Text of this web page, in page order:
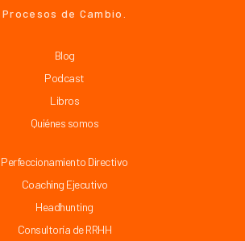
Procesos de Cambio.
Blog
Podcast
Libros
Quiénes somos
Perfeccionamiento Directivo
Coaching Ejecutivo
Headhunting
Consultoría de RRHH